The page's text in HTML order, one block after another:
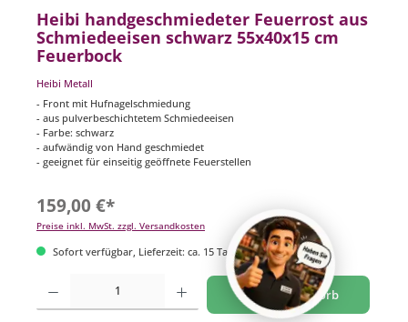
Heibi handgeschmiedeter Feuerrost aus
Schmiedeeisen schwarz 55x40x15 cm
Feuerbock
Heibi Metall
- Front mit Hufnagelschmiedung
- aus pulverbeschichtetem Schmiedeeisen
- Farbe: schwarz
- aufwändig von Hand geschmiedet
- geeignet für einseitig geöffnete Feuerstellen
159,00 €*
Preise inkl. MwSt. zzgl. Versandkosten
Sofort verfügbar, Lieferzeit: ca. 15 Tage
Produkt Anzahl: Gib den gewünschten Wert ein oder benutze die Schaltflächen um
In den Warenkorb